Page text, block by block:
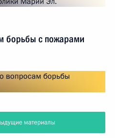
борьбы с пожарами
материалы